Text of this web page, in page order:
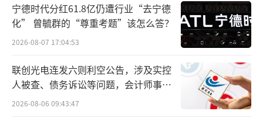
宁德时代分红61.8亿仍遭行业“去宁德
化” 曾毓群的“尊重考题”该怎么答？
2026-08-07 17:04:53
联创光电连发六则利空公告，涉及实控
人被查、债务诉讼等问题，会计师事务
所曾出具“保留意见”
2026-08-06 09:43:47